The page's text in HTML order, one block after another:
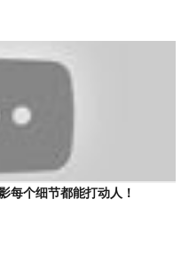
每个细节都能打动人！